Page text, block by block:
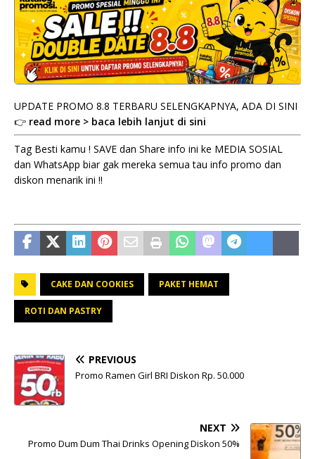
UPDATE PROMO 8.8 TERBARU SELENGKAPNYA, ADA DI SINI
👉 read more > baca lebih lanjut di sini
Tag Besti kamu ! SAVE dan Share info ini ke MEDIA SOSIAL
dan WhatsApp biar gak mereka semua tau info promo dan
diskon menarik ini !!
CAKE DAN COOKIES PAKET HEMAT
ROTI DAN PASTRY
PREVIOUS
Promo Ramen Girl BRI Diskon Rp. 50.000
NEXT
Promo Dum Dum Thai Drinks Opening Diskon 50%